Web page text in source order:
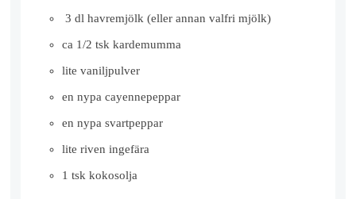
3 dl havremjölk (eller annan valfri mjölk)
ca 1/2 tsk kardemumma
lite vaniljpulver
en nypa cayennepeppar
en nypa svartpeppar
lite riven ingefära
1 tsk kokosolja